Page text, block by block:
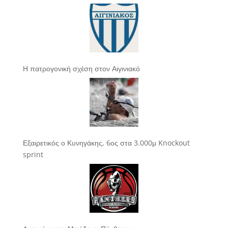
Η πατρογονική σχέση στον Αιγινιακό
Εξαιρετικός ο Κυνηγάκης, 6ος στα 3.000μ Knockout
sprint